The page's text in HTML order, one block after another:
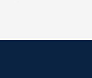
variar en función
INCLUYEN opciones